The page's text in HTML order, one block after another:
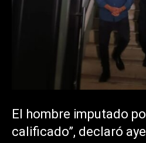
El hombre imputado
calificado”, declaró